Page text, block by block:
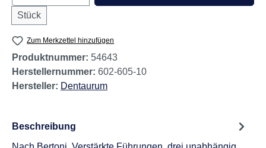
Stück
Zum Merkzettel hinzufügen
Produktnummer: 54643
Herstellernummer: 602-605-10
Hersteller: Dentaurum
Beschreibung